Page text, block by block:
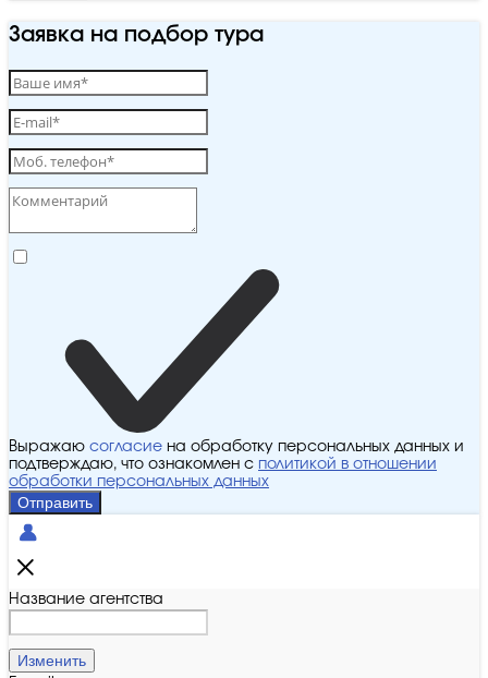
Заявка на подбор тура
Выражаю согласие на обработку персональных данных и
подтверждаю, что ознакомлен с политикой в отношении
обработки персональных данных
Отправить
Название агентства
Изменить